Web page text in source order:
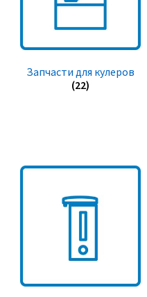
Запчасти для кулеров
(22)